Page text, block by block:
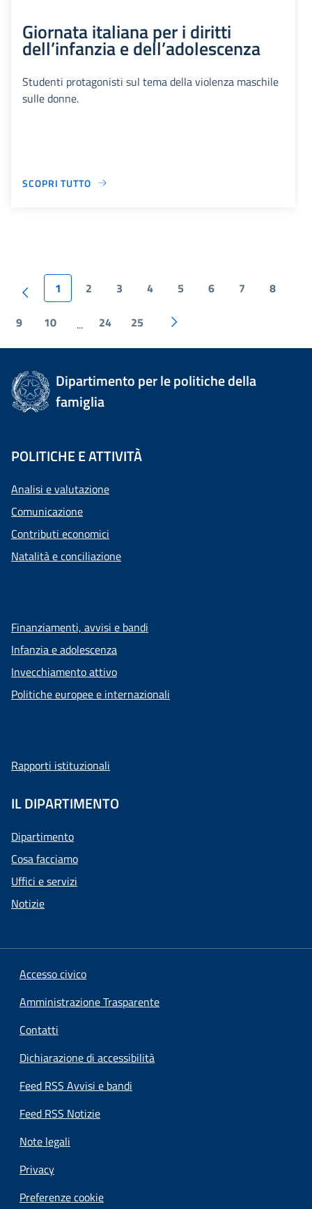
Giornata italiana per i diritti
dell’infanzia e dell’adolescenza
Studenti protagonisti sul tema della violenza maschile
sulle donne.
SCOPRI TUTTO
1 2 3 4 5 6 7 8
9 10 ... 24 25
Dipartimento per le politiche della
famiglia
POLITICHE E ATTIVITÀ
Analisi e valutazione
Comunicazione
Contributi economici
Natalità e conciliazione
Finanziamenti, avvisi e bandi
Infanzia e adolescenza
Invecchiamento attivo
Politiche europee e internazionali
Rapporti istituzionali
IL DIPARTIMENTO
Dipartimento
Cosa facciamo
Uffici e servizi
Notizie
Accesso civico
Amministrazione Trasparente
Contatti
Dichiarazione di accessibilità
Feed RSS Avvisi e bandi
Feed RSS Notizie
Note legali
Privacy
Preferenze cookie